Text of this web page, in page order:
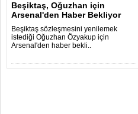
Beşiktaş, Oğuzhan için
Arsenal'den Haber Bekliyor
Beşiktaş sözleşmesini yenilemek
istediği Oğuzhan Özyakup için
Arsenal'den haber bekli..